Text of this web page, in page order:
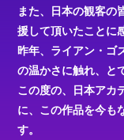
また、日本の観客の
援して頂いたことに
昨年、ライアン・ゴ
の温かさに触れ、と
この度の、日本アカ
に、この作品を今も
す。